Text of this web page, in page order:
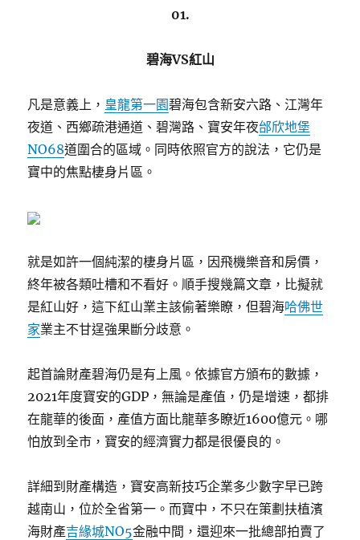
01.
碧海VS紅山
凡是意義上， 皇龍第一園碧海包含新安六路、江灣年
夜道、西鄉疏港通道、碧灣路、寶安年夜邰欣地堡
NO68道圍合的區域。同時依照官方的說法，它仍是
寶中的焦點棲身片區。
就是如許一個純潔的棲身片區，因飛機樂音和房價，
終年被各類吐槽和不看好。順手搜幾篇文章，比擬就
是紅山好，這下紅山業主該偷著樂瞭，但碧海哈佛世
家業主不甘逞強果斷分歧意。
起首論財產碧海仍是有上風。依據官方頒布的數據，
2021年度寶安的GDP，無論是產值，仍是增速，都排
在龍華的後面，產值方面比龍華多瞭近1600億元。哪
怕放到全市，寶安的經濟實力都是很優良的。
詳細到財產構造，寶安高新技巧企業多少數字早已跨
越南山，位於全省第一。而寶中，不只在策劃扶植濱
海財產吉緣城NO5金融中間，還迎來一批總部拍賣了